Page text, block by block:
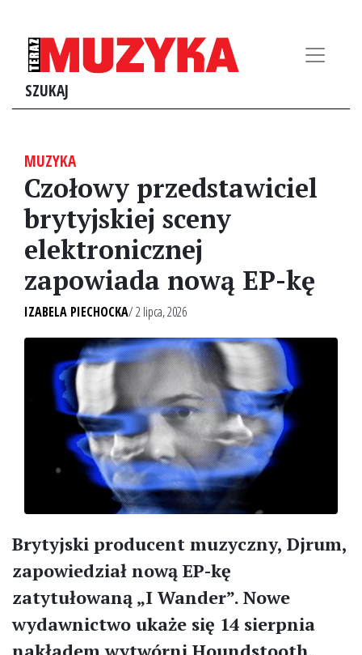
SZUKAJ
MUZYKA
Czołowy przedstawiciel
brytyjskiej sceny
elektronicznej
zapowiada nową EP-kę
IZABELA PIECHOCKA/ 2 lipca, 2026
Brytyjski producent muzyczny, Djrum,
zapowiedział nową EP-kę
zatytułowaną „I Wander”. Nowe
wydawnictwo ukaże się 14 sierpnia